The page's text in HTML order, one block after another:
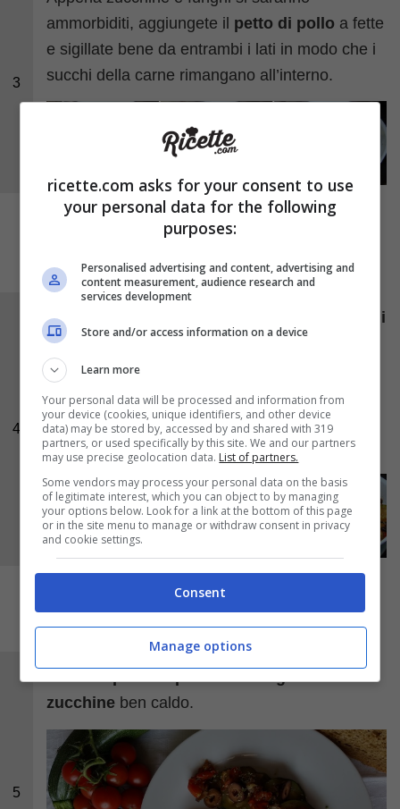
3
ammorbiditi, aggiungete il petto di pollo a fette
e sigillate bene da entrambi i lati in modo che i
succhi della carne rimangano all’interno.
4
Aggiungete al pollo e alle verdure i
pomodorini
tagliati a pezzi e le
snocciolate e tagliate a rondelle. Saltate il tutto
a fiamma vivace, aggiustate disalee
spolverizzate con una generosa quantità di
origano .
5
Servite ilpetto di pollo con funghi e
zucchine ben caldo.
ricette.com asks for your consent to use
your personal data for the following
purposes:
Personalised advertising and content, advertising and
content measurement, audience research and
services development
Store and/or access information on a device
Learn more
Your personal data will be processed and information from
your device (cookies, unique identifiers, and other device
data) may be stored by, accessed by and shared with 319
partners, or used specifically by this site. We and our partners
may use precise geolocation data. List of partners.
Some vendors may process your personal data on the basis
of legitimate interest, which you can object to by managing
your options below. Look for a link at the bottom of this page
or in the site menu to manage or withdraw consent in privacy
and cookie settings.
Consent
Manage options